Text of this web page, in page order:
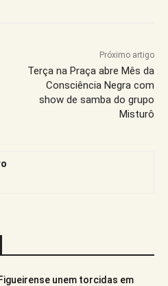
Próximo artigo
Terça na Praça abre Mês da
Consciência Negra com
show de samba do grupo
Misturô
unem torcidas em